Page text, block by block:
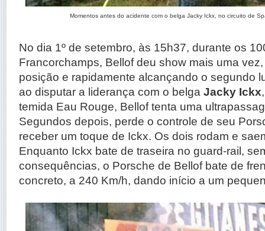
Momentos antes do acidente com o belga Jacky Ickx, no circuito de
No dia 1º de setembro, às 15h37, durante os
Francorchamps, Bellof deu show mais uma
posição e rapidamente alcançando o segundo
ao disputar a liderança com o belga Jacky Ickx
temida Eau Rouge, Bellof tenta uma
Segundos depois, perde o controle de seu
receber um toque de Ickx. Os dois rodam e
Enquanto Ickx bate de traseira no guard-rail,
consequências, o Porsche de Bellof bate de
concreto, a 240 Km/h, dando início a um